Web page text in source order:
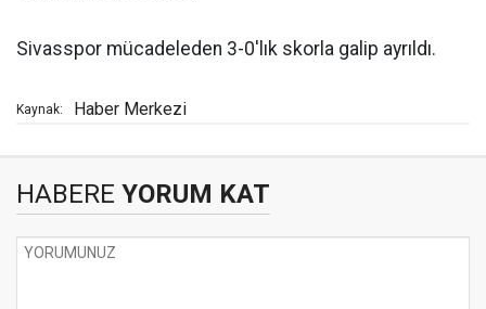
Sivasspor mücadeleden 3-0'lık skorla galip ayrıldı.
Kaynak: Haber Merkezi
HABERE YORUM KAT